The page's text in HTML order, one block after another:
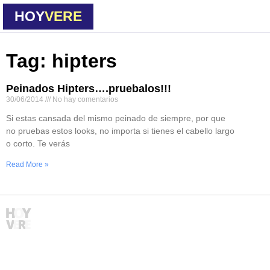
HOYVERE
Tag: hipters
Peinados Hipters….pruebalos!!!
30/06/2014 No hay comentarios
Si estas cansada del mismo peinado de siempre, por que
no pruebas estos looks, no importa si tienes el cabello largo
o corto. Te verás
Read More »